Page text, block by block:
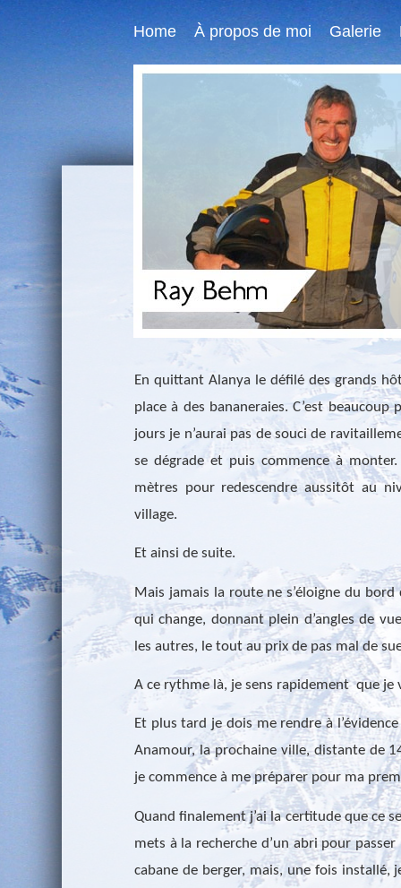
Home À propos de moi Galerie
En quittant Alanya le défilé des grands
place à des bananeraies. C’est
jours je n’aurai pas de souci de
se dégrade et puis commence à
mètres pour redescendre aussitôt au
village.
Et ainsi de suite.
Mais jamais la route ne s’éloigne du
qui change, donnant plein d’angles de
les autres, le tout au prix de pas mal de
A ce rythme là, je sens rapidement que je
Et plus tard je dois me rendre à
Anamour, la prochaine ville, distante de
je commence à me préparer pour ma
Quand finalement j’ai la certitude que ce
mets à la recherche d’un abri pour
cabane de berger, mais, une fois